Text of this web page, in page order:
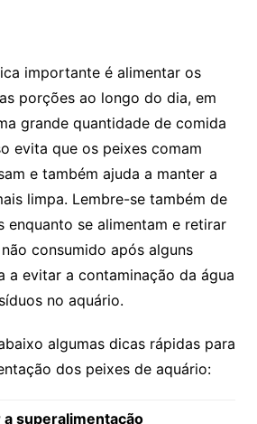
importante⁤ é alimentar‌ os
porções ao longo do dia,‍ em
​grande quantidade de comida⁣
evita que os peixes comam⁢
e também ajuda a ⁣manter a
limpa. ⁣Lembre-se⁢ também de
enquanto se alimentam e retirar
consumido ⁤após alguns
a evitar⁢ a contaminação da água
no ‍aquário.
algumas dicas rápidas para​
dos peixes de ‍aquário:
a superalimentação